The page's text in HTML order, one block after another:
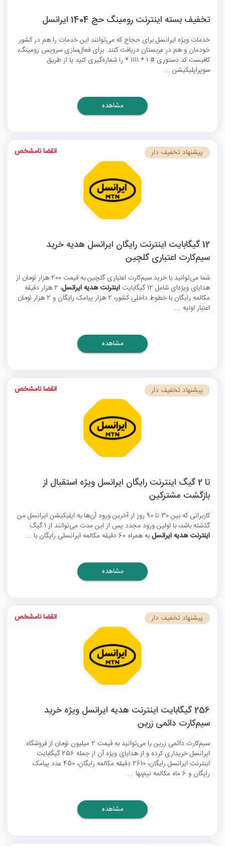
تخفیف بسته اینترنت رومینگ حج 1404 ایرانسل
خدمات ویژه ایرانسل برای حجاج که می‌توانند این خدمات را هم در کشور
خودمان و هم در عربستان دریافت کنند. برای فعال‌سازی سرویس رومینگ،
کافیست کد دستوری # 1 * 1111 * را شماره‌گیری کنید یا از طریق
سوپراپلیکیشن ...
مشاهده
12 گیگابایت اینترنت رایگان ایرانسل هدیه خرید
سیم‌کارت اعتباری گلچین
شما می‌توانید با خرید سیم‌کارت اعتباری گلچین به قیمت 200 هزار تومان از
هدایای ویژه‌ای شامل 12 گیگابایت
اینترنت هدیه ایرانسل
، 2 هزار دقیقه
مکالمه رایگان با خطوط داخلی کشور، 2 هزار پیامک رایگان و 2 هزار تومان
اعتبار اولیه ...
پیشنهاد تخفیف دار انقضا نامشخص
مشاهده
تا 2 گیگ اینترنت رایگان ایرانسل ویژه استقبال از
بازگشت مشترکین
کاربرانی که بین 30 تا 90 روز از آخرین ورود آن‌ها به اپلیکیشن ایرانسل من
گذشته باشد، با اولین ورود مجدد پس از این مدت می‌توانند از 1 گیگ
اینترنت هدیه ایرانسلبه همراه 60 دقیقه مکالمه ایرانسلی رایگان با ...
پیشنهاد تخفیف دار انقضا نامشخص
مشاهده
256 گیگابایت اینترنت هدیه ایرانسل ویژه خرید
سیم‌کارت دائمی زرین
سیم‌کارت دائمی زرین را می‌توانید به قیمت 2 میلیون تومان از فروشگاه
ایرانسل خریداری کرده و از هدایای ویژه آن از جمله 256 گیگابایت
اینترنت ایرانسل رایگان
، 2610 دقیقه مکالمه رایگان، 450 عدد پیامک
رایگان و 6 ماه مکالمه نیم‌بها ...
پیشنهاد تخفیف دار انقضا نامشخص
مشاهده